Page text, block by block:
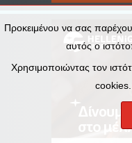
Προκειμένου να σας
αυτός ο
Χρησιμοποιώντας τον
cookies.